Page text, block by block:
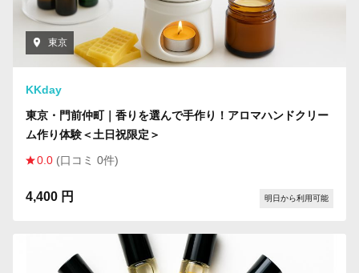
東京
KKday
東京・門前仲町｜香りを選んで手作り！アロマハンドクリー
ム作り体験＜土日祝限定＞
0.0 (口コミ 0件)
4,400 円 明日から利用可能